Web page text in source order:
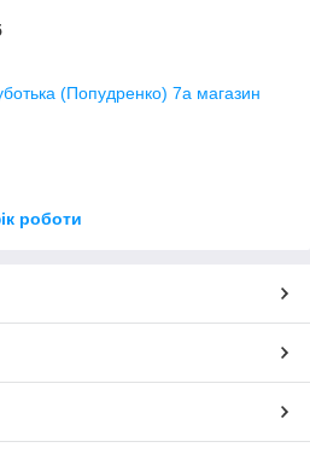
(Попудренко) 7а магазин
роботи